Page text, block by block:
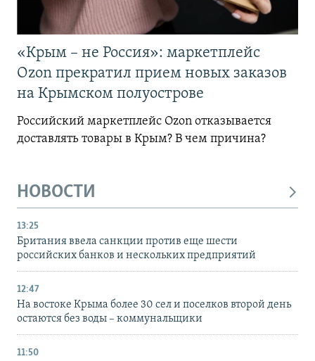
«Крым – не Россия»: маркетплейс
Ozon прекратил прием новых заказов
на Крымском полуострове
Российский маркетплейс Ozon отказывается
доставлять товары в Крым? В чем причина?
НОВОСТИ
13:25
Британия ввела санкции против еще шести
российских банков и нескольких предприятий
12:47
На востоке Крыма более 30 сел и поселков второй день
остаются без воды – коммунальщики
11:50